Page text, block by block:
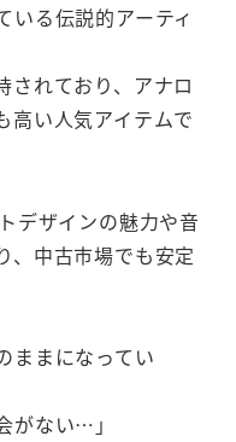
いる伝説的アーティ
されており、アナロ
高い人気アイテムで
デザインの魅力や音
、中古市場でも安定
ままになってい
がない…」